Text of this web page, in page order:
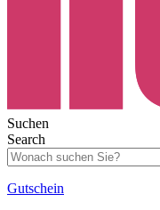
Suchen
Search
Gutschein